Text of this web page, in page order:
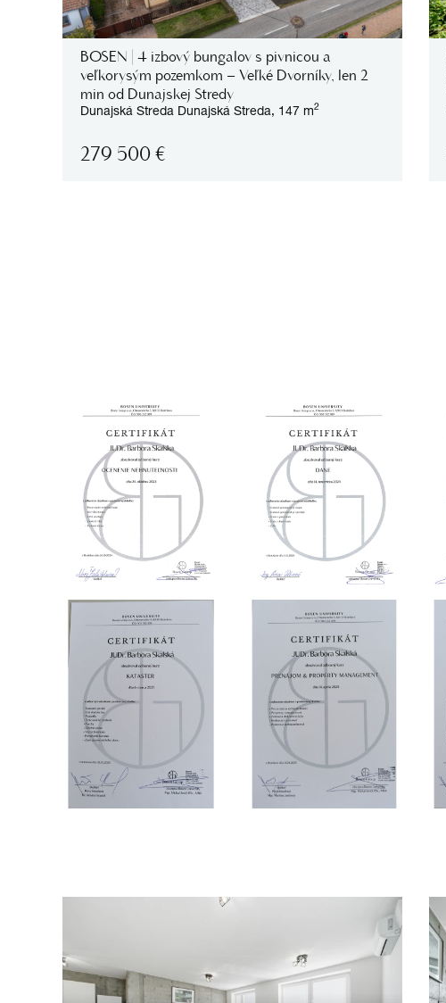
BOSEN | 4 izbový bungalov s pivnicou a
veľkorysým pozemkom – Veľké Dvorníky, len 2
min od Dunajskej Stredy
Dunajská Streda Dunajská Streda, 147 m2
279 500 €